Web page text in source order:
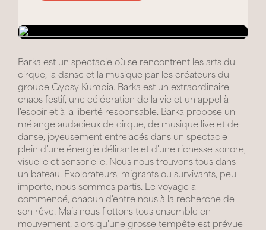
Barka est un spectacle où se rencontrent les arts du
cirque, la danse et la musique par les créateurs du
groupe Gypsy Kumbia. Barka est un extraordinaire
chaos festif, une célébration de la vie et un appel à
l'espoir et à la liberté responsable. Barka propose un
mélange audacieux de cirque, de musique live et de
danse, joyeusement entrelacés dans un spectacle
plein d'une énergie délirante et d'une richesse sonore,
visuelle et sensorielle. Nous nous trouvons tous dans
un bateau. Explorateurs, migrants ou survivants, peu
importe, nous sommes partis. Le voyage a
commencé, chacun d'entre nous à la recherche de
son rêve. Mais nous flottons tous ensemble en
mouvement, alors qu'une grosse tempête est prévue